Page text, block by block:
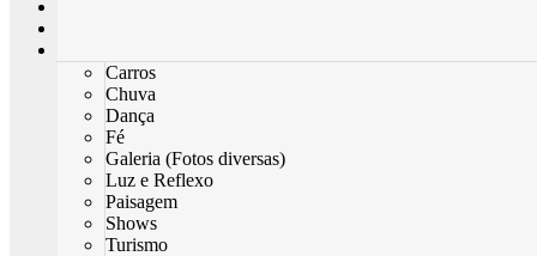
Carros
Chuva
Dança
Fé
Galeria (Fotos diversas)
Luz e Reflexo
Paisagem
Shows
Turismo